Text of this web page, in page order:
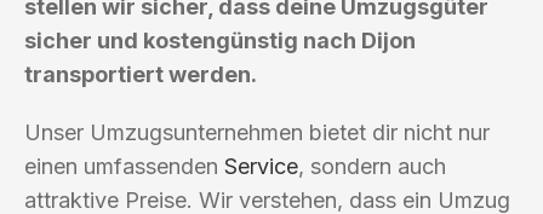
stellen wir sicher, dass deine Umzugsgüter
sicher und kostengünstig nach Dijon
transportiert werden.
Unser Umzugsunternehmen bietet dir nicht nur
einen umfassenden Service, sondern auch
attraktive Preise. Wir verstehen, dass ein Umzug